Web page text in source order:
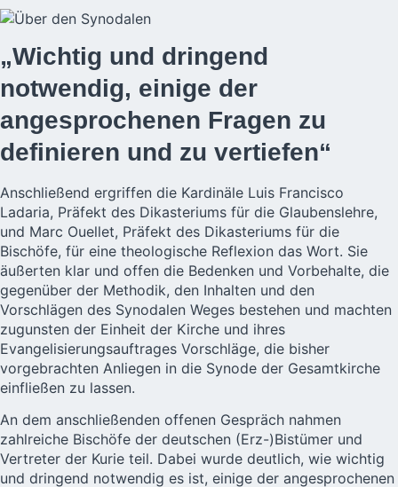
„Wichtig und dringend
notwendig, einige der
angesprochenen Fragen zu
definieren und zu vertiefen“
Anschließend ergriffen die Kardinäle Luis Francisco
Ladaria, Präfekt des Dikasteriums für die Glaubenslehre,
und Marc Ouellet, Präfekt des Dikasteriums für die
Bischöfe, für eine theologische Reflexion das Wort. Sie
äußerten klar und offen die Bedenken und Vorbehalte, die
gegenüber der Methodik, den Inhalten und den
Vorschlägen des Synodalen Weges bestehen und machten
zugunsten der Einheit der Kirche und ihres
Evangelisierungsauftrages Vorschläge, die bisher
vorgebrachten Anliegen in die Synode der Gesamtkirche
einfließen zu lassen.
An dem anschließenden offenen Gespräch nahmen
zahlreiche Bischöfe der deutschen (Erz-)Bistümer und
Vertreter der Kurie teil. Dabei wurde deutlich, wie wichtig
und dringend notwendig es ist, einige der angesprochenen